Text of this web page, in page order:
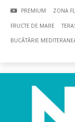
PREMIUM ZONA
FRUCTE DE MARE
BUCÃTÃRIE